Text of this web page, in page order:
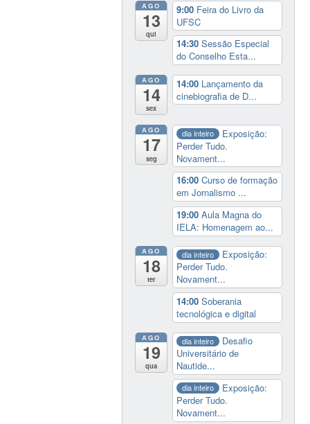
AGO
13
qui
9:00 Feira do Livro da
UFSC
14:30Sessão Especial
do Conselho Esta...
AGO
14
sex
14:00 Lançamento da
cinebiografia de D...
AGO
17
seg
dia inteiro
Exposição:
Perder Tudo.
Novament...
16:00Curso de formação
em Jornalismo ...
19:00Aula Magna do
IELA: Homenagem ao...
AGO
18
ter
dia inteiro
Exposição:
Perder Tudo.
Novament...
14:00Soberania
tecnológica e digital
AGO
19
qua
dia inteiro
Desafio
Universitário de
Nautide...
dia inteiro
Exposição:
Perder Tudo.
Novament...